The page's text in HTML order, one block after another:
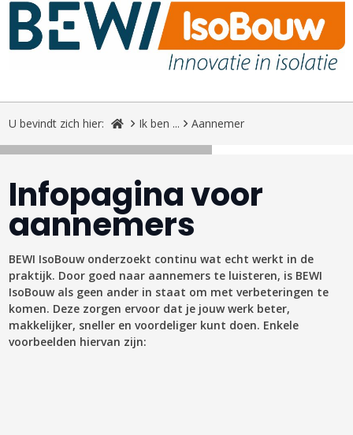
U bevindt zich hier: Ik ben ... Aannemer
Infopagina voor
aannemers
BEWI IsoBouw onderzoekt continu wat echt werkt in de
praktijk. Door goed naar aannemers te luisteren, is BEWI
IsoBouw als geen ander in staat om met verbeteringen te
komen. Deze zorgen ervoor dat je jouw werk beter,
makkelijker, sneller en voordeliger kunt doen. Enkele
voorbeelden hiervan zijn: